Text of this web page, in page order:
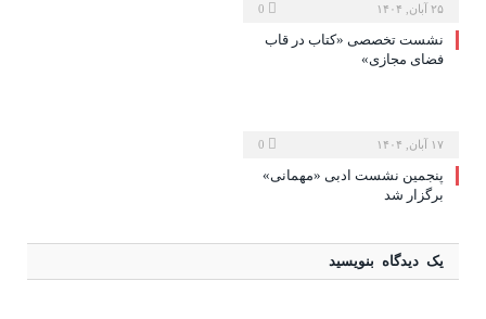
۲۵ آبان, ۱۴۰۴
نشست تخصصی «کتاب در قاب
فضای مجازی»
۱۷ آبان, ۱۴۰۴
پنجمین نشست ادبی «مهمانی»
برگزار شد
یک دیدگاه بنویسید